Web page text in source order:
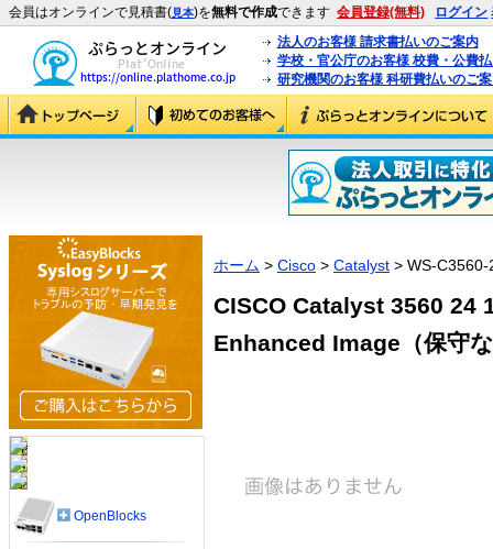
会員はオンラインで見積書(見本)を無料で作成できます 会員登録(無料) ログイン
法人のお客様 請求書払いのご案内
学校・官公庁のお客様 校費・公費
研究機関のお客様 科研費払いのご
ホーム > Cisco > Catalyst > WS-C3560-
CISCO Catalyst 3560 24
Enhanced Image（保守
OpenBlocks